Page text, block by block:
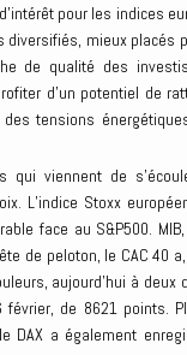
pour les indices
diversifiés, mieux placés
de qualité des
d’un potentiel de
tensions
qui viennent de
L’indice Stoxx
face au S&P500. MIB,
de peloton, le CAC 40
aujourd’hui à deux
février, de 8621 points.
DAX a également